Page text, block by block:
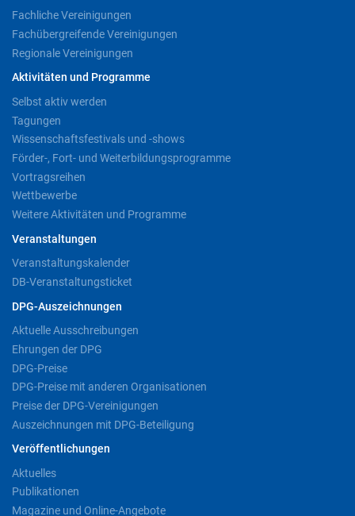
Fachliche Vereinigungen
Fachübergreifende Vereinigungen
Regionale Vereinigungen
Aktivitäten und Programme
Selbst aktiv werden
Tagungen
Wissenschaftsfestivals und -shows
Förder-, Fort- und Weiterbildungsprogramme
Vortragsreihen
Wettbewerbe
Weitere Aktivitäten und Programme
Veranstaltungen
Veranstaltungskalender
DB-Veranstaltungsticket
DPG-Auszeichnungen
Aktuelle Ausschreibungen
Ehrungen der DPG
DPG-Preise
DPG-Preise mit anderen Organisationen
Preise der DPG-Vereinigungen
Auszeichnungen mit DPG-Beteiligung
Veröffentlichungen
Aktuelles
Publikationen
Magazine und Online-Angebote